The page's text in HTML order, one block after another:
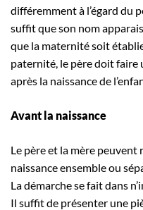
différemment à l’égard du
suffit que son nom
que la maternité soit
paternité, le père doit faire
après la naissance de
Avant la naissance
Le père et la mère
naissance ensemble ou
La démarche se fait dans
Il suffit de présenter une